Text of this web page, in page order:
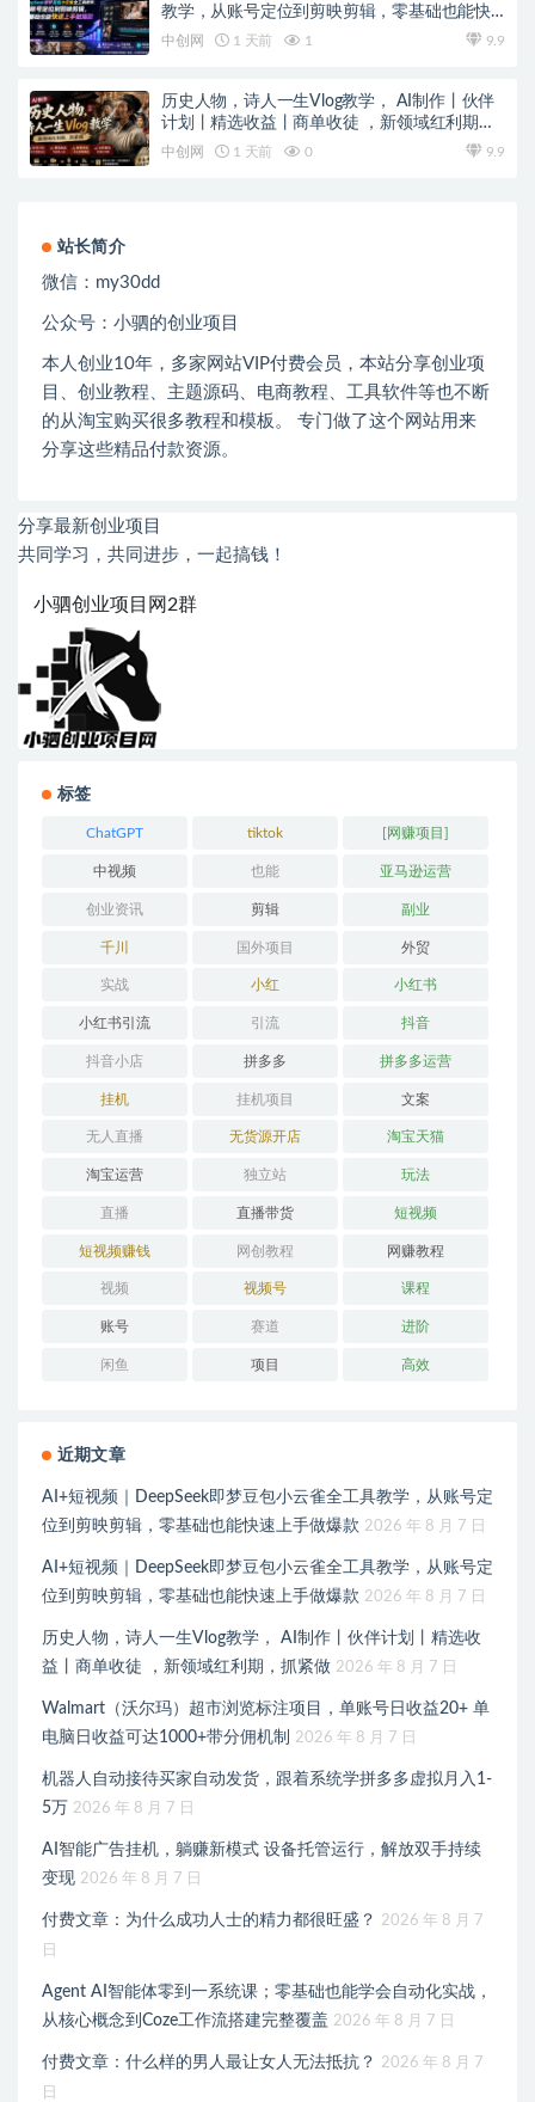
教学，从账号定位到剪映剪辑，零基础也能快
速上手做爆款
中创网 1 天前 1 9.9
历史人物，诗人一生Vlog教学， AI制作丨伙伴
计划丨精选收益丨商单收徒 ，新领域红利期，
抓紧做
中创网 1 天前 0 9.9
站长简介
微信： my30dd
公众号：小驷的创业项目
本人创业10年，多家网站VIP付费会员，本站分享创业项
目、创业教程、主题源码、电商教程、工具软件等也不断
的从淘宝购买很多教程和模板。 专门做了这个网站用来
分享这些精品付款资源。
分享最新创业项目
共同学习，共同进步，一起搞钱！
小驷创业项目网2群
标签
ChatGPT tiktok [网赚项目]
中视频 也能 亚马逊运营
创业资讯 剪辑 副业
千川 国外项目 外贸
实战 小红 小红书
小红书引流 引流 抖音
抖音小店 拼多多 拼多多运营
挂机 挂机项目 文案
无人直播 无货源开店 淘宝天猫
淘宝运营 独立站 玩法
直播 直播带货 短视频
短视频赚钱 网创教程 网赚教程
视频 视频号 课程
账号 赛道 进阶
闲鱼 项目 高效
近期文章
AI+短视频｜DeepSeek即梦豆包小云雀全工具教学，从账号定
位到剪映剪辑，零基础也能快速上手做爆款 2026 年 8 月 7 日
AI+短视频｜DeepSeek即梦豆包小云雀全工具教学，从账号定
位到剪映剪辑，零基础也能快速上手做爆款 2026 年 8 月 7 日
历史人物，诗人一生Vlog教学， AI制作丨伙伴计划丨精选收
益丨商单收徒 ，新领域红利期，抓紧做 2026 年 8 月 7 日
Walmart（沃尔玛）超市浏览标注项目，单账号日收益20+ 单
电脑日收益可达1000+带分佣机制
2026 年 8 月 7 日
机器人自动接待买家自动发货，跟着系统学拼多多虚拟月入1-
5万 2026 年 8 月 7 日
AI智能广告挂机，躺赚新模式 设备托管运行，解放双手持续
变现 2026 年 8 月 7 日
付费文章：为什么成功人士的精力都很旺盛？
2026 年 8 月 7
日
Agent AI智能体零到一系统课；零基础也能学会自动化实战，
从核心概念到Coze工作流搭建完整覆盖 2026 年 8 月 7 日
付费文章：什么样的男人最让女人无法抵抗？
2026 年 8 月 7
日